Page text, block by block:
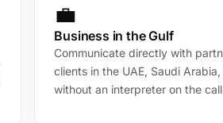
💼
Business in the Gulf
Communicate directly with
clients in the UAE, Saudi
without an interpreter on the